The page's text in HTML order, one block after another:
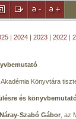
| 2024 | 2023 | 2022 |
Könyvtára
és
Szabó Gábor , az